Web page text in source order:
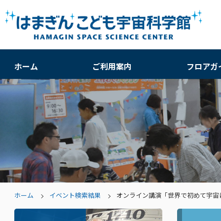
ホーム ご利用案内 フロアガ
ホーム イベント検索結果 オンライン講演「世界で初めて宇